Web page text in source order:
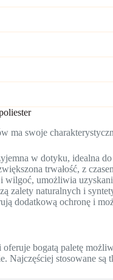
ma swoje
w dotyku, idealna do
trwałość, z
wilgoć, umożliwia
zalety naturalnych i
dodatkową ochronę i
oferuje bogatą paletę
Najczęściej stosowane są